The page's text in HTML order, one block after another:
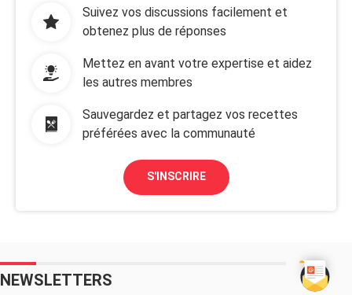
Suivez vos discussions facilement et
obtenez plus de réponses
Mettez en avant votre expertise et aidez
les autres membres
Sauvegardez et partagez vos recettes
préférées avec la communauté
S'INSCRIRE
NEWSLETTERS